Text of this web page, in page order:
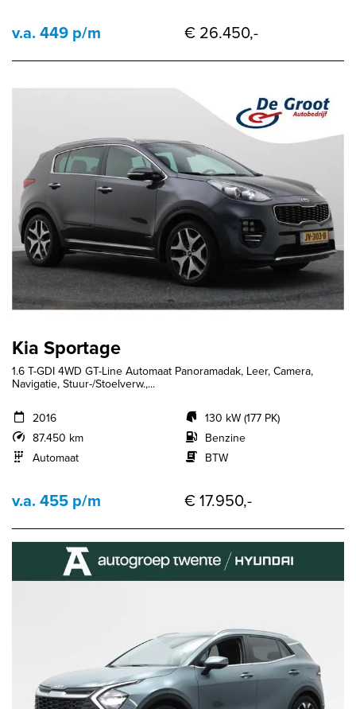
v.a. 449 p/m € 26.450,-
Kia Sportage
1.6 T-GDI 4WD GT-Line Automaat Panoramadak, Leer, Camera,
Navigatie, Stuur-/Stoelverw.,...
2016
87.450 km
Automaat
130 kW (177 PK)
Benzine
BTW
v.a. 455 p/m € 17.950,-